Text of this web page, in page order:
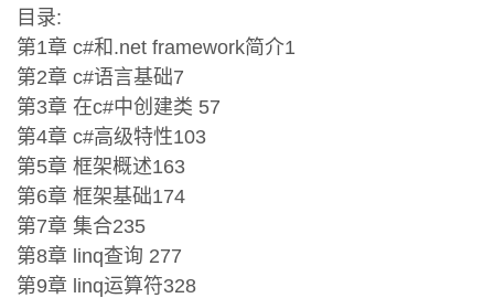
目录:
第1章 c#和.net framework简介1
第2章 c#语言基础7
第3章 在c#中创建类 57
第4章 c#高级特性103
第5章 框架概述163
第6章 框架基础174
第7章 集合235
第8章 linq查询 277
第9章 linq运算符328